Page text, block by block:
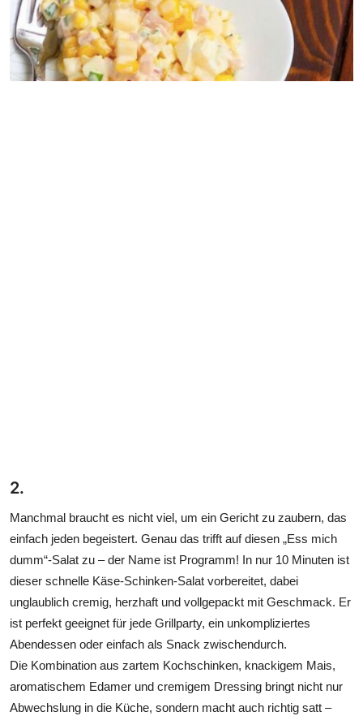
2.
Manchmal braucht es nicht viel, um ein Gericht zu zaubern, das
einfach jeden begeistert. Genau das trifft auf diesen „Ess mich
dumm“-Salat zu – der Name ist Programm! In nur 10 Minuten ist
dieser schnelle Käse-Schinken-Salat vorbereitet, dabei
unglaublich cremig, herzhaft und vollgepackt mit Geschmack. Er
ist perfekt geeignet für jede Grillparty, ein unkompliziertes
Abendessen oder einfach als Snack zwischendurch.
Die Kombination aus zartem Kochschinken, knackigem Mais,
aromatischem Edamer und cremigem Dressing bringt nicht nur
Abwechslung in die Küche, sondern macht auch richtig satt –